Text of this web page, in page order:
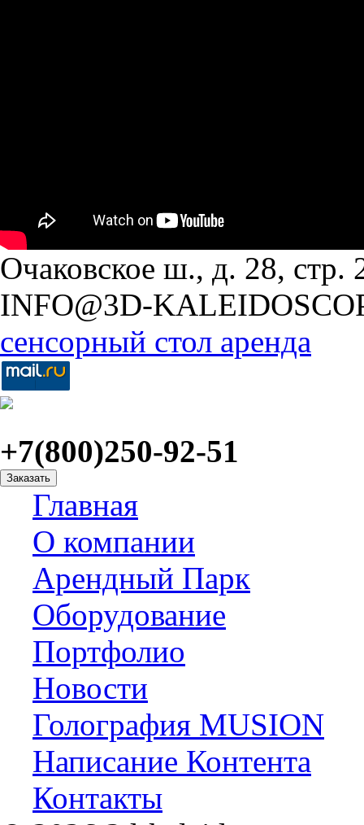
Очаковское ш., д. 28, стр.
INFO@3D-
сенсорный стол аренда
+7(800)250-92-51
Заказать
Главная
О компании
Арендный Парк
Оборудование
Портфолио
Новости
Голография MUSION
Написание Контента
Контакты